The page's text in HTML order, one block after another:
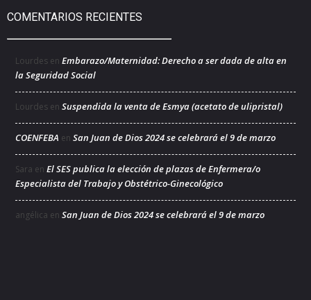
COMENTARIOS RECIENTES
Lourdes en Embarazo/Maternidad: Derecho a ser dada de alta en
la Seguridad Social
Lourdes en Suspendida la venta de Esmya (acetato de ulipristal)
COENFEBA en San Juan de Dios 2024 se celebrará el 9 de marzo
Sara en El SES publica la elección de plazas de Enfermera/o
Especialista del Trabajo y Obstétrico-Ginecológico
angélica en San Juan de Dios 2024 se celebrará el 9 de marzo